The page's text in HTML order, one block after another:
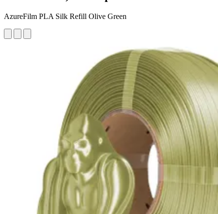
AzureFilm PLA Silk Refill Olive Green